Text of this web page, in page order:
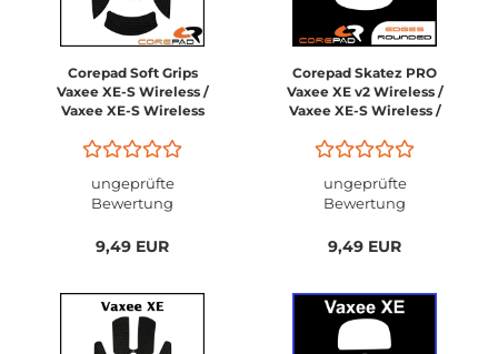
Corepad Soft Grips
Vaxee XE-S Wireless /
Vaxee XE-S Wireless
ungeprüfte
Bewertung
9,49 EUR
Corepad Skatez PRO
Vaxee XE v2 Wireless /
Vaxee XE-S Wireless /
4K / Vaxee XE-SL (left)
ungeprüfte
Bewertung
9,49 EUR